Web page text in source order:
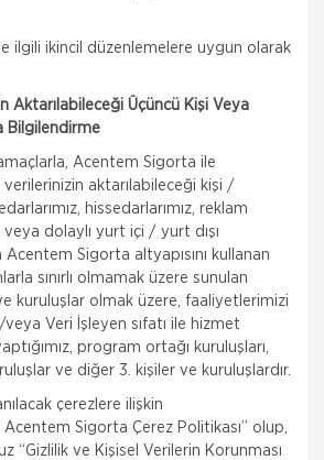
ilgili ikincil düzenlemelere uygun olarak
Aktarılabileceği Üçüncü Kişi Veya
Bilgilendirme
Acentem Sigorta ile
verilerinizin aktarılabileceği kişi /
hissedarlarımız, reklam
dolaylı yurt içi / yurt dışı
Sigorta altyapısını kullanan
sınırlı olmamak üzere sunulan
kuruluşlar olmak üzere, faaliyetlerimizi
Veri İşleyen sıfatı ile hizmet
program ortağı kuruluşları,
ve diğer 3. kişiler ve kuruluşlardır.
çerezlere ilişkin
Sigorta Çerez Politikası” olup,
“Gizlilik ve Kişisel Verilerin Korunması